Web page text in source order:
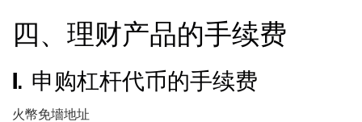
四、理财产品的手续费
1. 申购杠杆代币的手续费
火幣免墻地址